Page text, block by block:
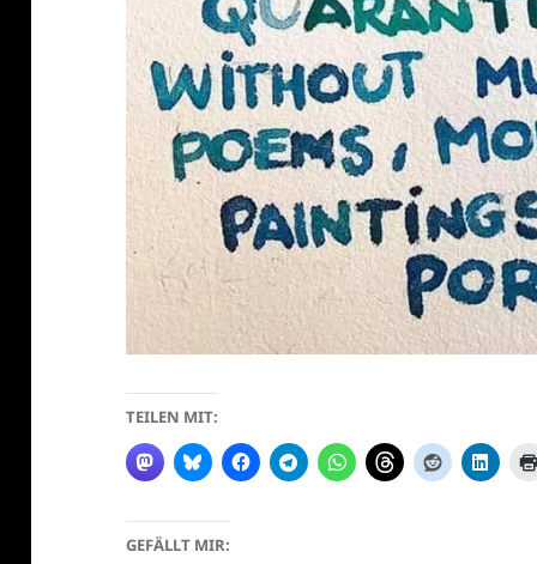
TEILEN MIT:
GEFÄLLT MIR: